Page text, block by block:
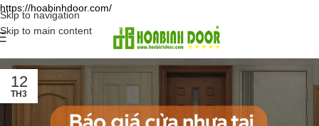
https://hoabinhdoor.com/
Skip to navigation
Skip to main content
12
TH3